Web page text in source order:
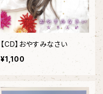
【CD】おやすみなさい
¥1,100